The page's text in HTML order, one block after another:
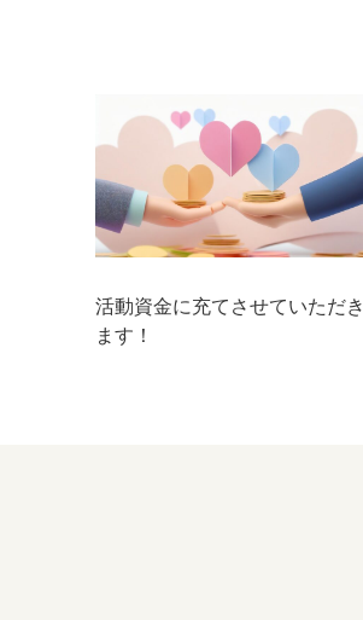
活動資金に充てさせていただき
ます！